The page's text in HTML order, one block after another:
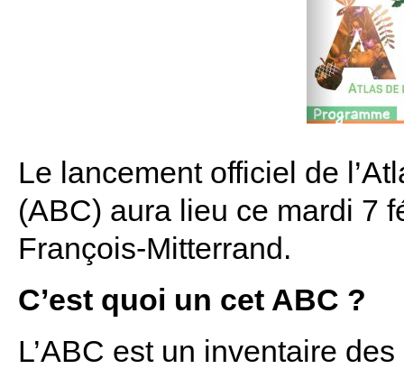
Le lancement officiel de
(ABC) aura lieu ce mardi 7
François-Mitterrand.
C’est quoi un cet ABC ?
L’ABC est un inventaire